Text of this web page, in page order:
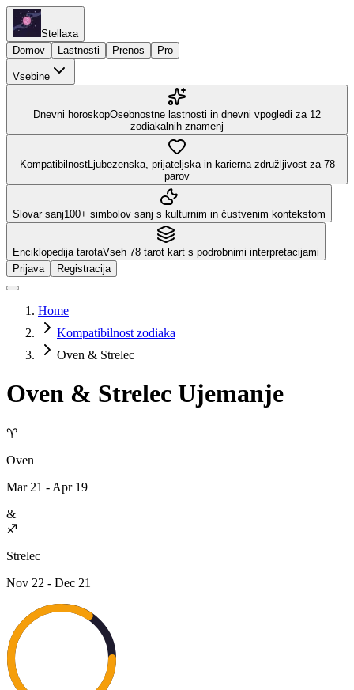
Stellaxa
Domov
Lastnosti Prenos Pro
Vsebine
Dnevni horoskopOsebnostne lastnosti in dnevni vpogledi za 12
zodiakalnih znamenj
KompatibilnostLjubezenska, prijateljska in karierna združljivost za 78
parov
Slovar sanj100+ simbolov sanj s kulturnim in čustvenim kontekstom
Enciklopedija tarotaVseh 78 tarot kart s podrobnimi interpretacijami
Prijava
Registracija
Home
Kompatibilnost zodiaka
Oven & Strelec
Oven & Strelec Ujemanje
♈
Oven
Mar 21 - Apr 19
&
♐
Strelec
Nov 22 - Dec 21